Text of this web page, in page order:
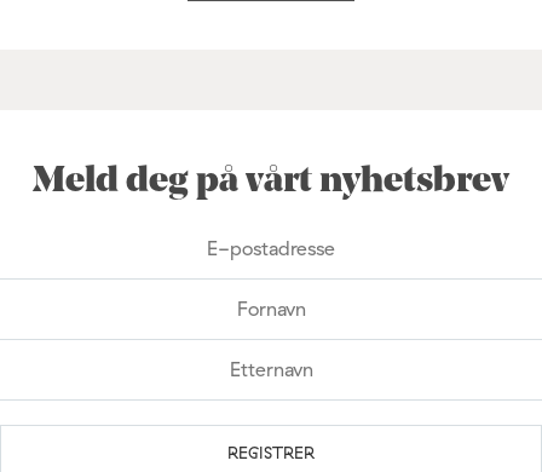
Meld deg på vårt nyhetsbrev